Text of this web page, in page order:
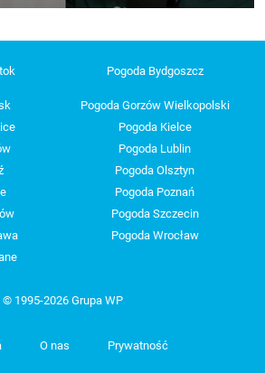
Pogoda Bydgoszcz
Pogoda Gorzów Wielkopolski
Pogoda Kielce
Pogoda Lublin
Pogoda Olsztyn
Pogoda Poznań
Pogoda Szczecin
Pogoda Wrocław
© 1995-2026 Grupa WP
O nas Prywatność